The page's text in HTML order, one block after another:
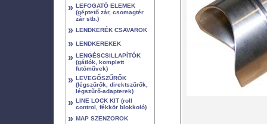
» LEFOGATÓ ELEMEK
(géptető zár, csomagtér
zár stb.)
» LENDKERÉK CSAVAROK
» LENDKEREKEK
» LENGÉSCSILLAPÍTÓK
(gátlók, komplett
futóművek)
» LEVEGŐSZŰRŐK
(légszűrők, direktszűrők,
légszűrő-adapterek)
» LINE LOCK KIT (roll
control, fékkör blokkoló)
» MAP SZENZOROK